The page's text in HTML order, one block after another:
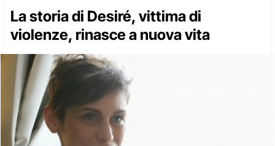
La storia di Desiré, vittima di
violenze, rinasce a nuova vita